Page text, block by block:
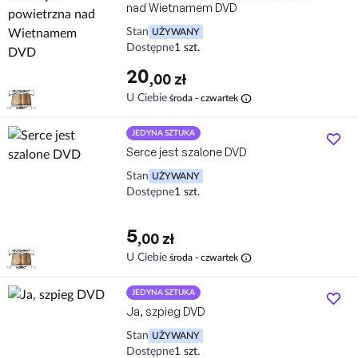
nad Wietnamem DVD
Stan UŻYWANY
Dostępne1 szt.
20,00 zł
U Ciebie środa - czwartek info
JEDYNA SZTUKA
Serce jest szalone DVD
Stan UŻYWANY
Dostępne1 szt.
5,00 zł
U Ciebie środa - czwartek info
JEDYNA SZTUKA
Ja, szpieg DVD
Stan UŻYWANY
Dostępne1 szt.